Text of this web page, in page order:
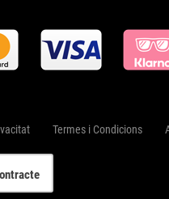
Termes i Condicions